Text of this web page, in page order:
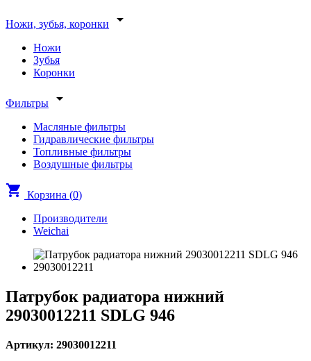
Ножи, зубья, коронки arrow_drop_down
Ножи
Зубья
Коронки
Фильтры arrow_drop_down
Масляные фильтры
Гидравлические фильтры
Топливные фильтры
Воздушные фильтры
shopping_cart Корзина (0)
Производители
Weichai
Патрубок радиатора нижний
29030012211 SDLG 946
Артикул: 29030012211